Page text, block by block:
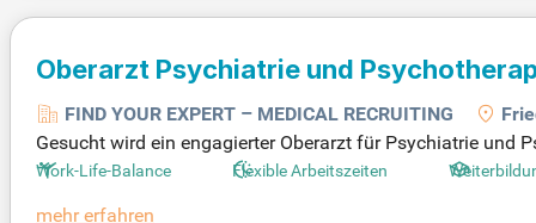
Oberarzt Psychiatrie und
FIND YOUR EXPERT – MEDICAL RECRUITING
Gesucht wird ein engagierter Oberarzt für Psychiatrie
etet ein modernes, patientenorientiertes Umfeld, in dem
ngen. Flexibilität ist uns wichtig: Genießen Sie eine
Work-Life-Balance Flexible Arbeitszeiten
mehr erfahren